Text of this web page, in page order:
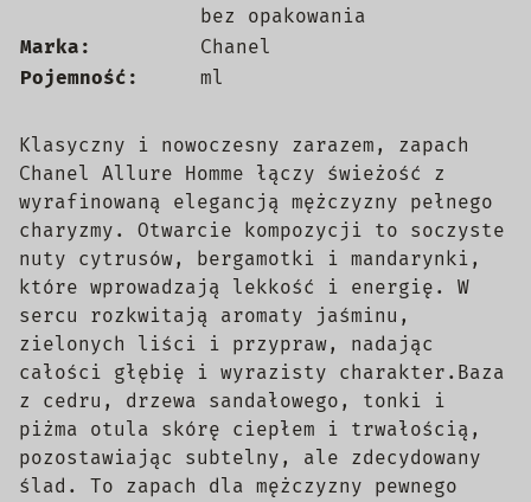
bez opakowania
Marka:
Chanel
Pojemność:
ml
Klasyczny i nowoczesny zarazem, zapach
Chanel Allure Homme łączy świeżość z
wyrafinowaną elegancją mężczyzny pełnego
charyzmy. Otwarcie kompozycji to soczyste
nuty cytrusów, bergamotki i mandarynki,
które wprowadzają lekkość i energię. W
sercu rozkwitają aromaty jaśminu,
zielonych liści i przypraw, nadając
całości głębię i wyrazisty charakter.Baza
z cedru, drzewa sandałowego, tonki i
piżma otula skórę ciepłem i trwałością,
pozostawiając subtelny, ale zdecydowany
ślad. To zapach dla mężczyzny pewnego